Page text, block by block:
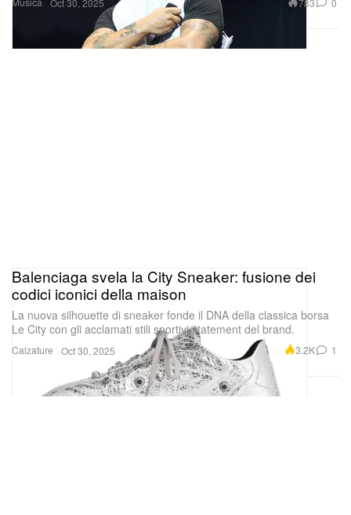
Oct 30, 2025
Calzature
Balenciaga svela la City Sneaker: fusione dei
codici iconici della maison
La nuova silhouette di sneaker fonde il DNA della classica borsa
Le City con gli acclamati stili sportivi statement del brand.
Oct 30, 2025 3.2K 1